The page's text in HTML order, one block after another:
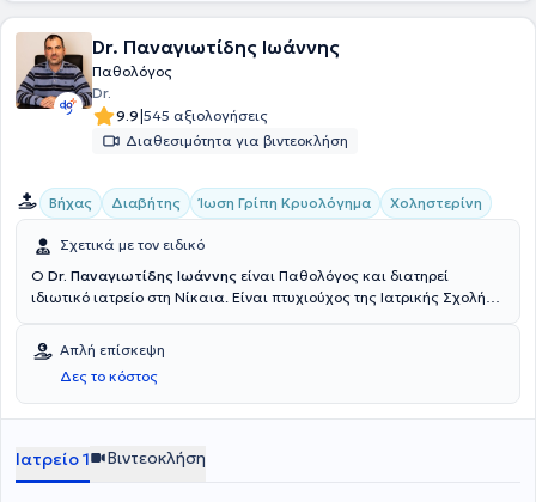
Dr. Παναγιωτίδης Ιωάννης
Παθολόγος
Dr.
9.9|545 αξιολογήσεις
Διαθεσιμότητα για βιντεοκλήση
Βήχας Διαβήτης Ίωση Γρίπη Κρυολόγημα Χοληστερίνη
Σχετικά με τον ειδικό
Ο Dr. Παναγιωτίδης Ιωάννης είναι Παθολόγος και διατηρεί
ιδιωτικό ιατρείο στη Νίκαια. Είναι πτυχιούχος της Ιατρικής Σχολής
ακολούθως ειδικεύθηκε στην Παθολογία στη θεραπευτική κλινική
του Πανεπιστημίου Αθηνών, στο Γενικό Νοσοκομείο Αθηνών
"Αλεξάνδρα". Τέλος, ο γιατρός συνεργάζεται με τη Cosmoclinic και
στο ιδιωτικό του ιατρείο προσφέρει πλήθος υπηρεσιών,
Απλή επίσκεψη
Δες το κόστος
Ιατρείο 1 Βιντεοκλήση